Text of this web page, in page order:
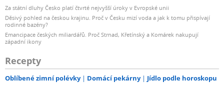
Za státní dluhy Česko platí čtvrté nejvyšší úroky v Evropské unii
Děsivý pohled na českou krajinu. Proč v Česku mizí voda a jak k tomu přispívají
rodinné bazény?
Emancipace českých miliardářů. Proč Strnad, Křetínský a Komárek nakupují
západní ikony
Recepty
Oblíbené zimní polévky Domácí pekárny Jídlo podle horoskopu